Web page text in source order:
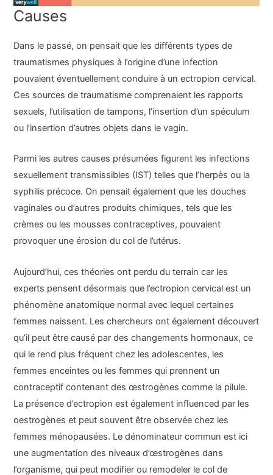
Causes
Dans le passé, on pensait que les différents types de
traumatismes physiques à l’origine d’une infection
pouvaient éventuellement conduire à un ectropion cervical.
Ces sources de traumatisme comprenaient les rapports
sexuels, l’utilisation de tampons, l’insertion d’un spéculum
ou l’insertion d’autres objets dans le vagin.
Parmi les autres causes présumées figurent les infections
sexuellement transmissibles (IST) telles que l’herpès ou la
syphilis précoce. On pensait également que les douches
vaginales ou d’autres produits chimiques, tels que les
crèmes ou les mousses contraceptives, pouvaient
provoquer une érosion du col de l’utérus.
Aujourd’hui, ces théories ont perdu du terrain car les
experts pensent désormais que l’ectropion cervical est un
phénomène anatomique normal avec lequel certaines
femmes naissent. Les chercheurs ont également découvert
qu’il peut être causé par des changements hormonaux, ce
qui le rend plus fréquent chez les adolescentes, les
femmes enceintes ou les femmes qui prennent un
contraceptif contenant des œstrogènes comme la pilule.
La présence d’ectropion est également inﬂuenced par les
oestrogènes et peut souvent être observée chez les
femmes ménopausées. Le dénominateur commun est ici
une augmentation des niveaux d’œstrogènes dans
l’organisme, qui peut modifier ou remodeler le col de